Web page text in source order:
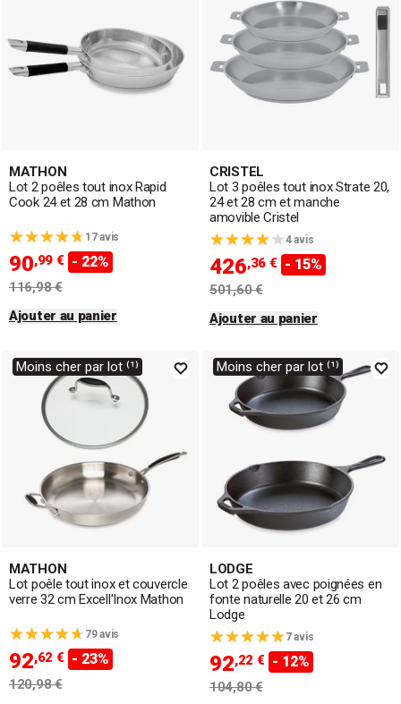
MATHON
Lot 2 poêles tout inox Rapid
Cook 24 et 28 cm Mathon
17 avis
90,99 € - 22%
116,98 €
Ajouter au panier
CRISTEL
Lot 3 poêles tout inox Strate 20,
24 et 28 cm et manche
amovible Cristel
4 avis
426,36 € - 15%
501,60 €
Ajouter au panier
Moins cher par lot ⁽¹⁾
MATHON
Lot poêle tout inox et couvercle
verre 32 cm Excell'Inox Mathon
79 avis
92,62 € - 23%
120,98 €
Moins cher par lot ⁽¹⁾
LODGE
Lot 2 poêles avec poignées en
fonte naturelle 20 et 26 cm
Lodge
7 avis
92,22 € - 12%
104,80 €